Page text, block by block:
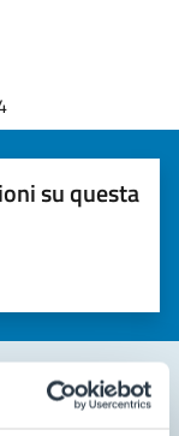
su questa
la chiarezza delle